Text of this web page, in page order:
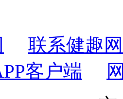
联系健趣网
客户端